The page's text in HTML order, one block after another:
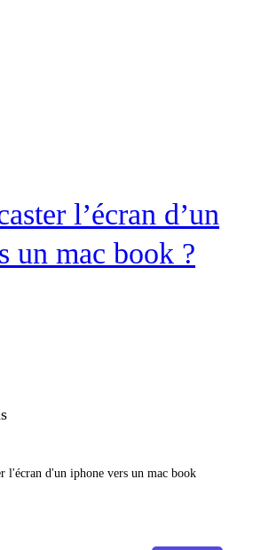
l’écran d’un
un mac book ?
l'écran d'un iphone vers un mac book